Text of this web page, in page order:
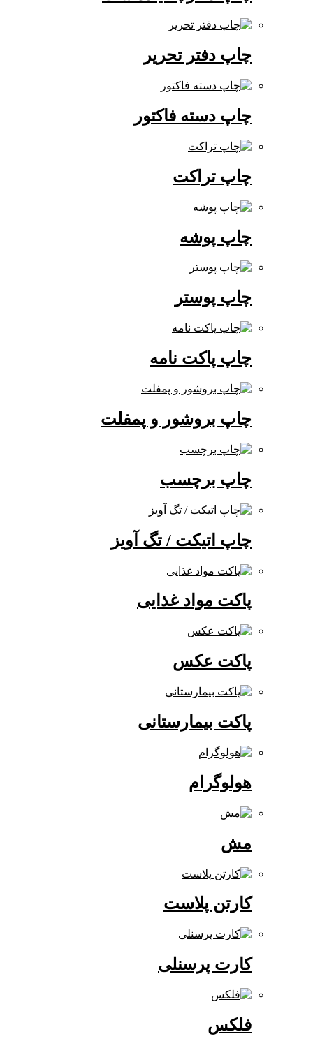
چاپ دفتر تحریر
چاپ دسته فاکتور
چاپ تراکت
چاپ پوشه
چاپ پوستر
چاپ پاکت نامه
چاپ بروشور و پمفلت
چاپ برچسب
چاپ اتیکت / تگ آویز
پاکت مواد غذایی
پاکت عکس
پاکت بیمارستانی
هولوگرام
کارتن پلاست
کارت پرسنلی